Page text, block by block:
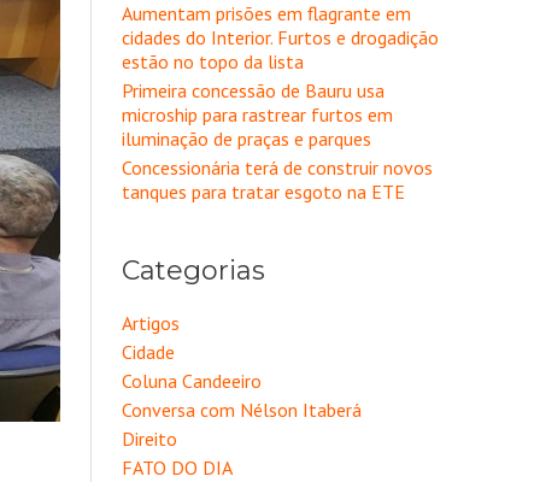
Aumentam prisões em flagrante em
cidades do Interior. Furtos e drogadição
estão no topo da lista
Primeira concessão de Bauru usa
microship para rastrear furtos em
iluminação de praças e parques
Concessionária terá de construir novos
tanques para tratar esgoto na ETE
Categorias
Artigos
Cidade
Coluna Candeeiro
Conversa com Nélson Itaberá
Direito
FATO DO DIA